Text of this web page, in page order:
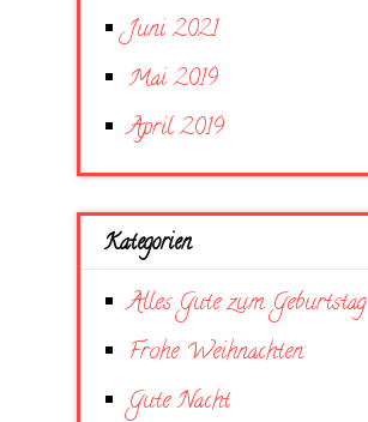
Juni 2021
Mai 2019
April 2019
Kategorien
Alles Gute zum Geburtstag
Frohe Weihnachten
Gute Nacht